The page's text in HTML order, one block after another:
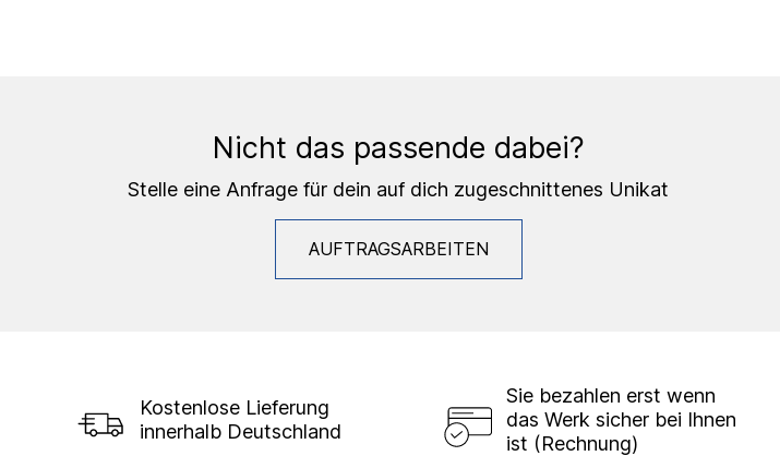
Nicht das passende dabei?
Stelle eine Anfrage für dein auf dich zugeschnittenes Unikat
AUFTRAGSARBEITEN
Kostenlose Lieferung
innerhalb Deutschland
Sie bezahlen erst wenn
das Werk sicher bei Ihnen
ist (Rechnung)